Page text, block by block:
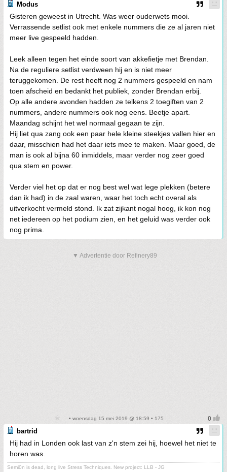
Modus
Gisteren geweest in Utrecht. Was weer ouderwets mooi.
Verrassende setlist ook met enkele nummers die ze al jaren niet
meer live gespeeld hadden.
Leek alleen tegen het einde soort van akkefietje met Brendan.
Na de reguliere setlist verdween hij en is niet meer
teruggekomen. De rest heeft nog 2 nummers gespeeld en nam
toen afscheid en bedankt het publiek, zonder Brendan erbij.
Op alle andere avonden hadden ze telkens 2 toegiften van 2
nummers, andere nummers ook nog eens. Beetje apart.
Maandag schijnt het wel normaal gegaan te zijn.
Hij liet qua zang ook een paar hele kleine steekjes vallen hier en
daar, misschien had het daar iets mee te maken. Maar goed, de
man is ook al bijna 60 inmiddels, maar verder nog zeer goed
qua stem en power.
Verder viel het op dat er nog best wel wat lege plekken (betere
dan ik had) in de zaal waren, waar het toch echt overal als
uitverkocht vermeld stond. Ik zat zijkant nogal hoog, ik kon nog
net iedereen op het podium zien, en het geluid was verder ook
nog prima.
▼ Advertentie door Refinery89
• woensdag 15 mei 2019 @ 18:59 • 175
bartrid
Hij had in Londen ook last van z'n stem zei hij, hoewel het niet te
horen was.
Semi0n is dead, long live Stress Techniques. New project: LLB - JG